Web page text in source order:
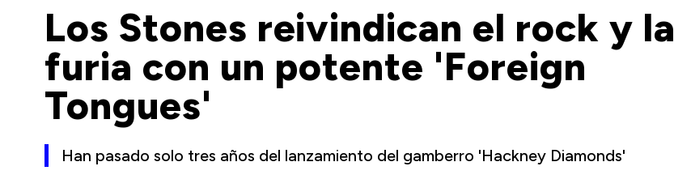
Los Stones reivindican el rock y la
furia con un potente 'Foreign
Tongues'
Han pasado solo tres años del lanzamiento del gamberro 'Hackney Diamonds'